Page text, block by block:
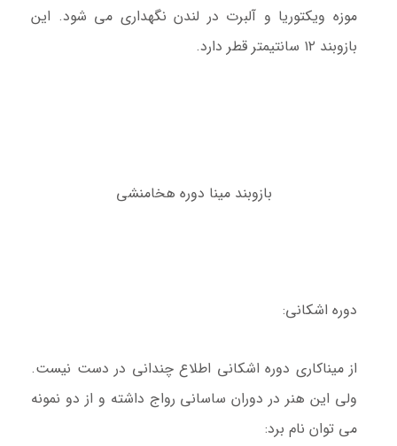
موزه ویکتوریا و آلبرت در لندن نگهداری می شود. این
بازوبند ۱۲ سانتیمتر قطر دارد.
بازوبند مینا دوره هخامنشی
دوره اشکانی:
از میناکاری دوره اشکانی اطلاع چندانی در دست نیست.
ولی این هنر در دوران ساسانی رواج داشته و از دو نمونه
می توان نام برد: